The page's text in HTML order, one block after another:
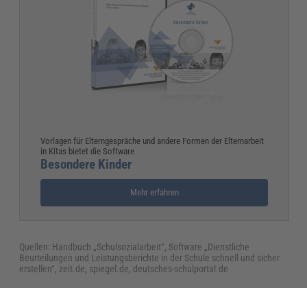
Vorlagen für Elterngespräche und andere Formen der Elternarbeit
in Kitas bietet die Software
Besondere Kinder
Mehr erfahren
Quellen: Handbuch „Schulsozialarbeit“, Software „Dienstliche
Beurteilungen und Leistungsberichte in der Schule schnell und sicher
erstellen“, zeit.de, spiegel.de, deutsches-schulportal.de